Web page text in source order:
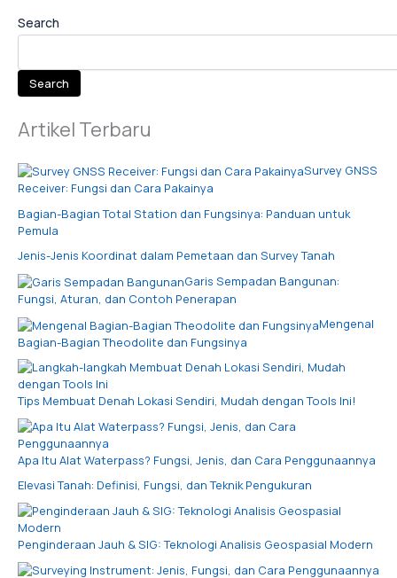
Search
Search
Artikel Terbaru
Survey GNSS
Receiver: Fungsi dan Cara Pakainya
Bagian-Bagian Total Station dan Fungsinya: Panduan untuk
Pemula
Jenis-Jenis Koordinat dalam Pemetaan dan Survey Tanah
Garis Sempadan Bangunan:
Fungsi, Aturan, dan Contoh Penerapan
Mengenal
Bagian-Bagian Theodolite dan Fungsinya
Tips Membuat Denah Lokasi Sendiri, Mudah dengan Tools Ini!
Apa Itu Alat Waterpass? Fungsi, Jenis, dan Cara Penggunaannya
Elevasi Tanah: Definisi, Fungsi, dan Teknik Pengukuran
Penginderaan Jauh & SIG: Teknologi Analisis Geospasial Modern